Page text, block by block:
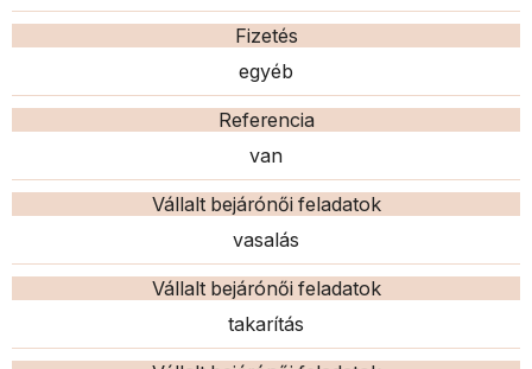
Fizetés
egyéb
Referencia
van
Vállalt bejárónői feladatok
vasalás
Vállalt bejárónői feladatok
takarítás